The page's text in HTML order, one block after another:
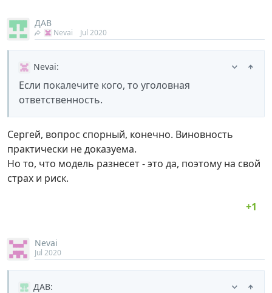
ДАВ
Nevai Jul 2020
Nevai:
Если покалечите кого, то уголовная
ответственность.
Сергей, вопрос спорный, конечно. Виновность
практически не доказуема.
Но то, что модель разнесет - это да, поэтому на свой
страх и риск.
Nevai
Jul 2020
ДАВ: